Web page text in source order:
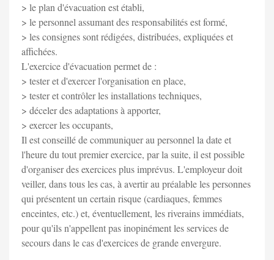
> le plan d'évacuation est établi,
> le personnel assumant des responsabilités est formé,
> les consignes sont rédigées, distribuées, expliquées et
affichées.
L'exercice d'évacuation permet de :
> tester et d'exercer l'organisation en place,
> tester et contrôler les installations techniques,
> déceler des adaptations à apporter,
> exercer les occupants,
Il est conseillé de communiquer au personnel la date et
l'heure du tout premier exercice, par la suite, il est possible
d'organiser des exercices plus imprévus. L'employeur doit
veiller, dans tous les cas, à avertir au préalable les personnes
qui présentent un certain risque (cardiaques, femmes
enceintes, etc.) et, éventuellement, les riverains immédiats,
pour qu'ils n'appellent pas inopinément les services de
secours dans le cas d'exercices de grande envergure.